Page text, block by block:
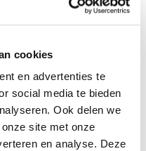
cookies
en advertenties te
social media te bieden
Ook delen we
site met onze
en analyse. Deze